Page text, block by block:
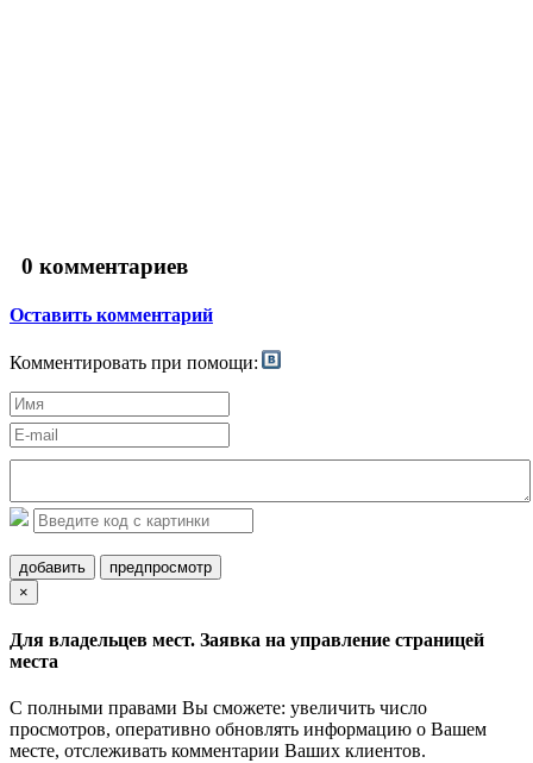
0 комментариев
Оставить комментарий
Комментировать при помощи:
добавить
предпросмотр
×
Для владельцев мест. Заявка на управление страницей
места
С полными правами Вы сможете: увеличить число
просмотров, оперативно обновлять информацию о Вашем
месте, отслеживать комментарии Ваших клиентов.